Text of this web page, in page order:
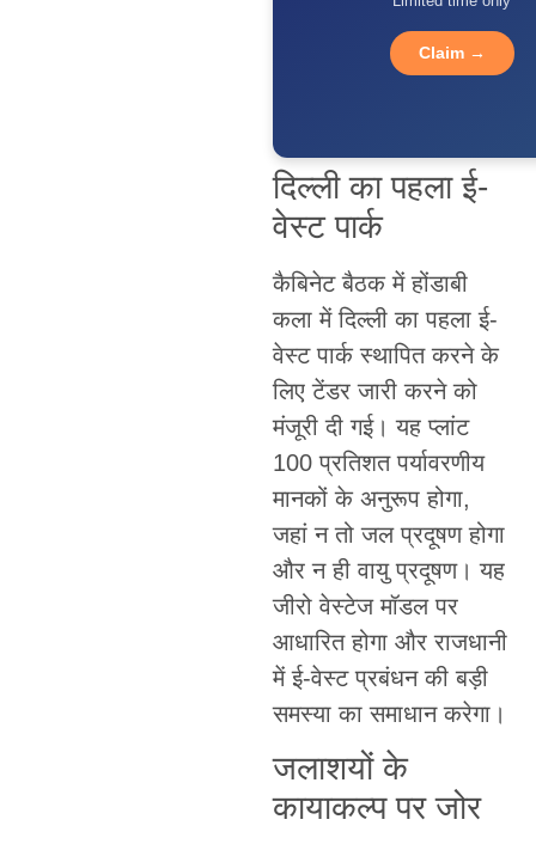
Claim →
दिल्ली का पहला ई-
वेस्ट पार्क
कैबिनेट बैठक में होंडाबी
कला में दिल्ली का पहला ई-
वेस्ट पार्क स्थापित करने के
लिए टेंडर जारी करने को
मंजूरी दी गई। यह प्लांट
100 प्रतिशत पर्यावरणीय
मानकों के अनुरूप होगा,
जहां न तो जल प्रदूषण होगा
और न ही वायु प्रदूषण। यह
जीरो वेस्टेज मॉडल पर
आधारित होगा और राजधानी
में ई-वेस्ट प्रबंधन की बड़ी
समस्या का समाधान करेगा।
जलाशयों के
कायाकल्प पर जोर